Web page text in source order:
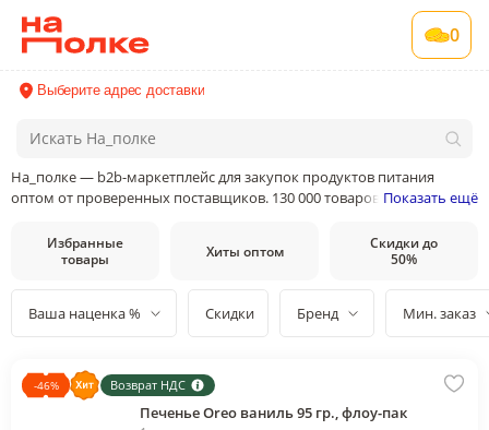
0
Выберите адрес доставки
На_полке — b2b-маркетплейс для закупок продуктов питания
оптом от проверенных поставщиков. 130 000 товаров от 400Показать ещё
Избранные
товары
Хиты оптом
Скидки до
50%
Ваша наценка % Скидки Бренд Мин. заказ
-46% Возврат НДС
Печенье Oreo ваниль 95 гр., флоу-пак